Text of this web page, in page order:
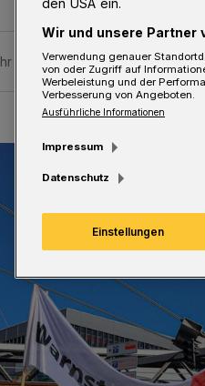
Eine Minute Lesezeit
den USA ein.
Wir und unsere Partner
Verwendung genauer
von oder Zugriff auf
Werbeleistung und der
Verbesserung von Angeboten.
Ausführliche Informationen
Impressum
Datenschutz
Einstellungen